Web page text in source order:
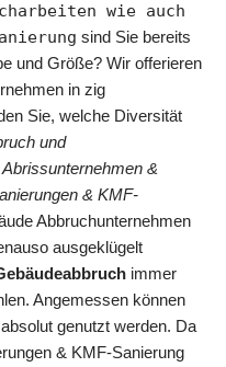
wie auch
sind Sie bereits
und Größe? Wir offerieren
in zig
Sie, welche Diversität
und
&
& KMF-
Abbruchunternehmen
ausgeklügelt
immer
Angemessen können
genutzt werden. Da
& KMF-Sanierung